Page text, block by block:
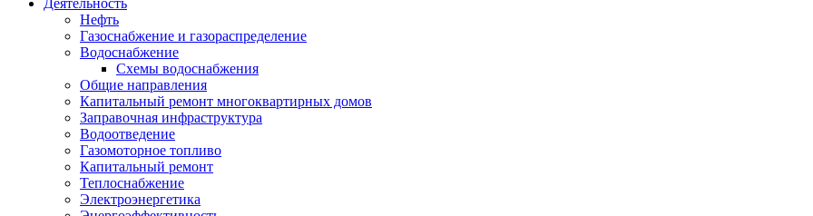
Деятельность
Нефть
Газоснабжение и газораспределение
Водоснабжение
Схемы водоснабжения
Общие направления
Капитальный ремонт многоквартирных домов
Заправочная инфраструктура
Водоотведение
Газомоторное топливо
Капитальный ремонт
Теплоснабжение
Электроэнергетика